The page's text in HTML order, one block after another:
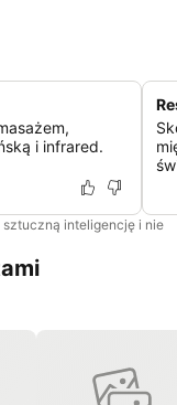
i infrared.
sztuczną inteligencję i nie